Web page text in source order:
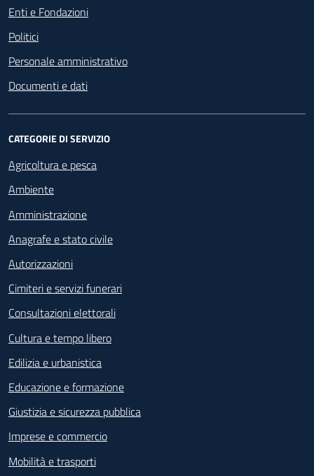
Enti e Fondazioni
Politici
Personale amministrativo
Documenti e dati
CATEGORIE DI SERVIZIO
Agricoltura e pesca
Ambiente
Amministrazione
Anagrafe e stato civile
Autorizzazioni
Cimiteri e servizi funerari
Consultazioni elettorali
Cultura e tempo libero
Edilizia e urbanistica
Educazione e formazione
Giustizia e sicurezza pubblica
Imprese e commercio
Mobilità e trasporti